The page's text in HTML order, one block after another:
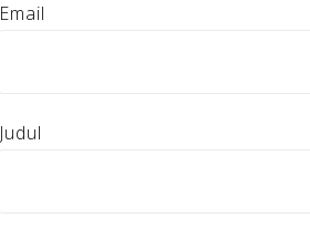
Email
Judul